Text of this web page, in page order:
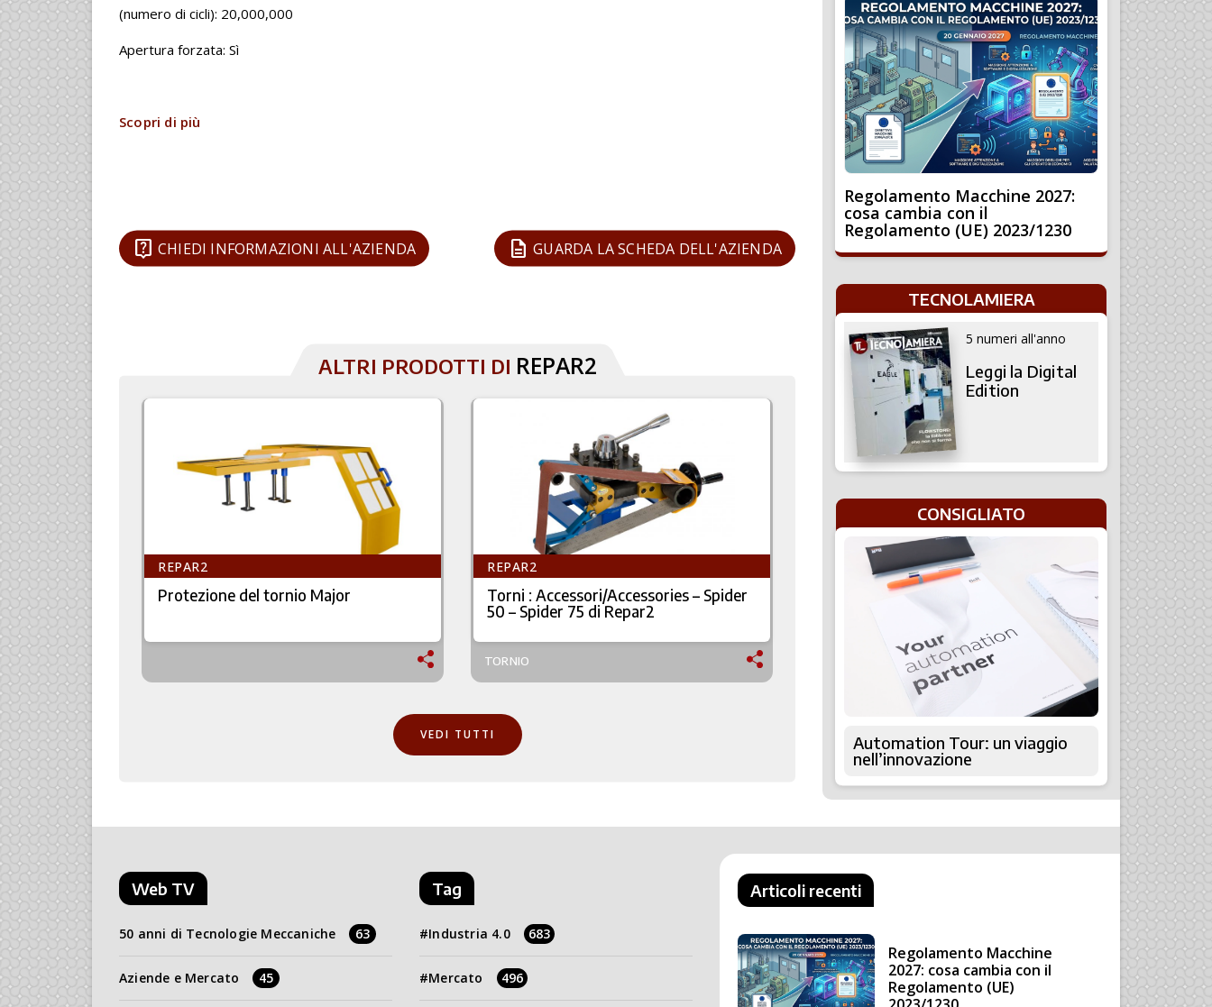
(numero di cicli): 20,000,000
Apertura forzata: Sì
Scopri di più
live_help CHIEDI INFORMAZIONI ALL'AZIENDA description GUARDA LA SCHEDA DELL'AZIENDA
ALTRI PRODOTTI DI REPAR2
REPAR2
Protezione del tornio Major
REPAR2
Torni : Accessori/Accessories – Spider
50 – Spider 75 di Repar2
TORNIO
VEDI TUTTI
Regolamento Macchine 2027:
cosa cambia con il
Regolamento (UE) 2023/1230
TECNOLAMIERA
5 numeri all'anno
Leggi la Digital
Edition
CONSIGLIATO
Automation Tour: un viaggio
nell’innovazione
Web TV
50 anni di Tecnologie Meccaniche 63
Aziende e Mercato 45
Tag
Industria 4.0 683
Mercato 496
Articoli recenti
Regolamento Macchine
2027: cosa cambia con il
Regolamento (UE)